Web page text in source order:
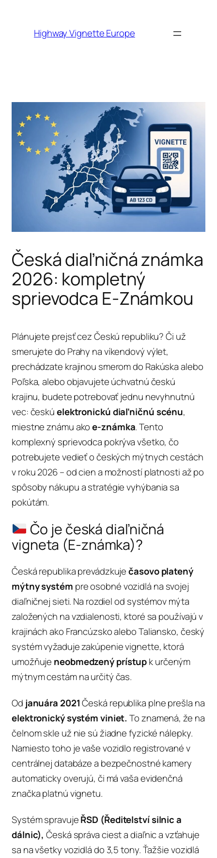
Highway Vignette Europe
Česká diaľničná známka
2026: kompletný
sprievodca E-Známkou
Plánujete prejsť cez Českú republiku? Či už
smerujete do Prahy na víkendový výlet,
prechádzate krajinou smerom do Rakúska alebo
Poľska, alebo objavujete úchvatnú českú
krajinu, budete potrebovať jednu nevyhnutnú
vec: českúelektronickú diaľničnú scénu,
miestne známu akoe-známka. Tento
komplexný sprievodca pokrýva všetko, čo
potrebujete vedieť o českých mýtnych cestách
v roku 2026 – od cien a možností platnosti až po
spôsoby nákupu a stratégie vyhýbania sa
pokútám.
Čo je česká diaľničná
vigneta (E-známka)?
Česká republika prevádzkuječasovo platený
mýtny systém pre osobné vozidlá na svojej
diaľničnej sieti. Na rozdiel od systémov mýta
založených na vzdialenosti, ktoré sa používajú v
krajinách ako Francúzsko alebo Taliansko, český
systém vyžaduje zakúpenie vignette, ktorá
umožňuje neobmedzený prístupk určeným
mýtnym cestám na určitý čas.
Od januára 2021Česká republika plne prešla na
elektronický systém viniet. To znamená, že na
čelnom skle už nie sú žiadne fyzické nálepky.
Namiesto toho je vaše vozidlo registrované v
centrálnej databáze a bezpečnostné kamery
automaticky overujú, či má vaša evidenčná
značka platnú vignetu.
Systém spravujeŘSD (Ředitelství silnic a
dálnic), Česká správa ciest a diaľnic a vzťahuje
sa na všetky vozidlá do 3,5 tony. Ťažšie vozidlá